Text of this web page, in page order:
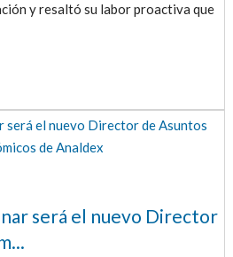
y resaltó su labor proactiva que
será el nuevo Director